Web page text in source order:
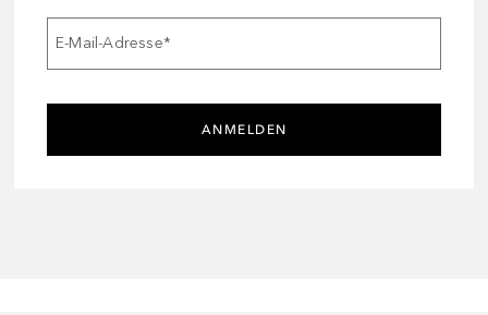
E-Mail-Adresse*
ANMELDEN